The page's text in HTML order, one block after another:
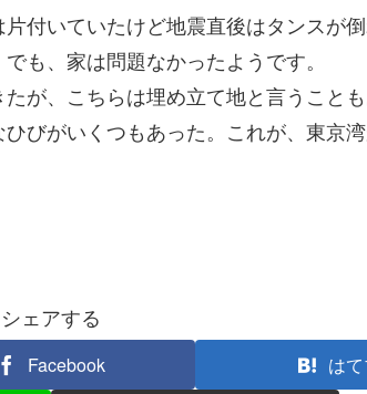
付いていたけど地震直後はタンスが
も、家は問題なかったようです。
が、こちらは埋め立て地と言うこと
びがいくつもあった。これが、東京
シェアする
Facebook
は